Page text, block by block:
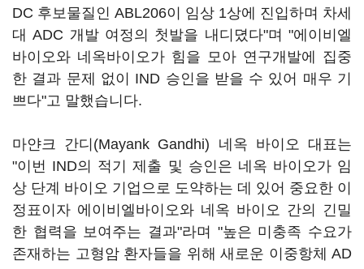
DC 후보물질인 ABL206이 임상 1상에 진입하며 차세
대 ADC 개발 여정의 첫발을 내디뎠다"며 "에이비엘
바이오와 네옥바이오가 힘을 모아 연구개발에 집중
한 결과 문제 없이 IND 승인을 받을 수 있어 매우 기
쁘다"고 말했습니다.
마얀크 간디(Mayank Gandhi) 네옥 바이오 대표는
"이번 IND의 적기 제출 및 승인은 네옥 바이오가 임
상 단계 바이오 기업으로 도약하는 데 있어 중요한 이
정표이자 에이비엘바이오와 네옥 바이오 간의 긴밀
한 협력을 보여주는 결과"라며 "높은 미충족 수요가
존재하는 고형암 환자들을 위해 새로운 이중항체 AD